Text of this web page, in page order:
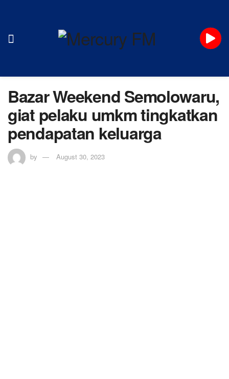
Bazar Weekend Semolowaru,
giat pelaku umkm tingkatkan
pendapatan keluarga
by August 30, 2023